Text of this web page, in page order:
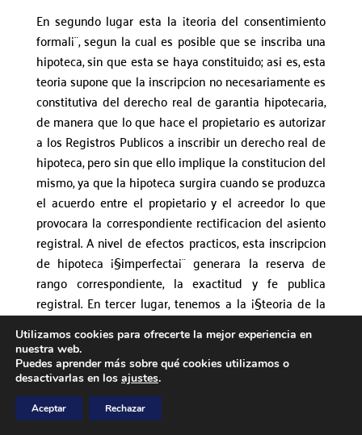
En segundo lugar esta la ¡teoria del consentimiento
formal¡¨, segun la cual es posible que se inscriba una
hipoteca, sin que esta se haya constituido; asi es, esta
teoria supone que la inscripcion no necesariamente es
constitutiva del derecho real de garantia hipotecaria,
de manera que lo que hace el propietario es autorizar
a los Registros Publicos a inscribir un derecho real de
hipoteca, pero sin que ello implique la constitucion del
mismo, ya que la hipoteca surgira cuando se produzca
el acuerdo entre el propietario y el acreedor lo que
provocara la correspondiente rectificacion del asiento
registral. A nivel de efectos practicos, esta inscripcion
de hipoteca ¡§imperfecta¡¨ generara la reserva de
rango correspondiente, la exactitud y fe publica
registral.En tercer lugar, tenemos a la ¡§teoria de la
reserva de rango¡¨, que, sobre la base de reconocer
que la inscripcion de la hipoteca unilateral no se
constituye el derecho real hipotecario, postula que el
efecto que se genera de la inscripcion es el conceder
un rango registral de ese derecho de hipoteca que
nacera recien cuando se produzca la aceptacion del
Utilizamos cookies para ofrecerte la mejor experiencia en
nuestra web.
Puedes aprender más sobre qué cookies utilizamos o
desactivarlas en los ajustes.
Aceptar Rechazar